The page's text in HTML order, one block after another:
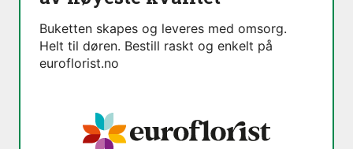
Buketten skapes og leveres med omsorg.
Helt til døren. Bestill raskt og enkelt på
euroflorist.no